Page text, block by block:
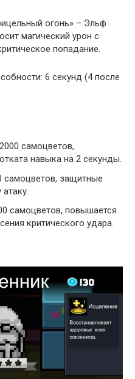
огонь» – Эльф
магический урон с
попадание.
6 секунд (4 после
самоцветов,
навыка на 2 секунды.
самоцветов, защитные
самоцветов, повышается
критического удара.